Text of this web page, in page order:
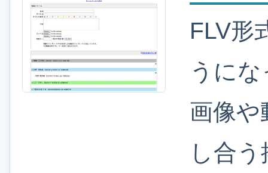
FLV形
うに
画像や
し合